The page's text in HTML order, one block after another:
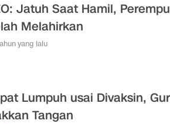
Jatuh Saat Hamil,
Melahirkan
yang lalu
Lumpuh usai Divaksin,
Tangan